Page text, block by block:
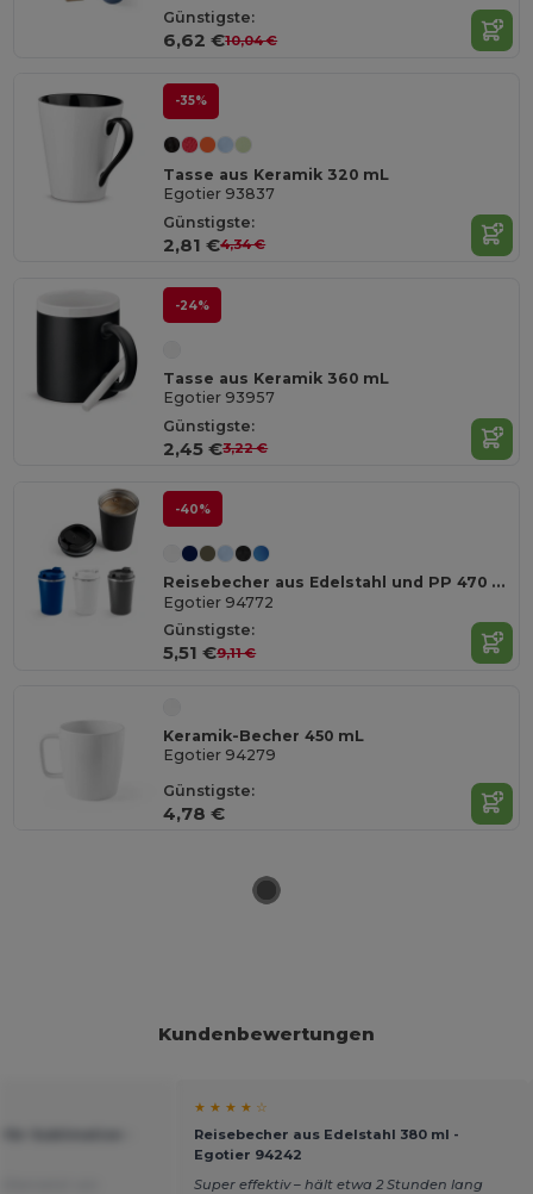
Günstigste:
6,62 €10,04 €
-35%
Tasse aus Keramik 320 mL
Egotier 93837
Günstigste:
2,81 €4,34 €
-24%
Tasse aus Keramik 360 mL
Egotier 93957
Günstigste:
2,45 €3,22 €
-40%
Reisebecher aus Edelstahl und PP 470 ml
Egotier 94772
Günstigste:
5,51 €9,11 €
Keramik-Becher 450 mL
Egotier 94279
Günstigste:
4,78 €
Kundenbewertungen
★ ★ ★ ★ ☆
Reisebecher aus Edelstahl 380 ml -
Egotier 94242
Super effektiv – hält etwa 2 Stunden lang